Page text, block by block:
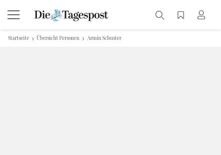
Startseite Übersicht Personen Armin Schuster